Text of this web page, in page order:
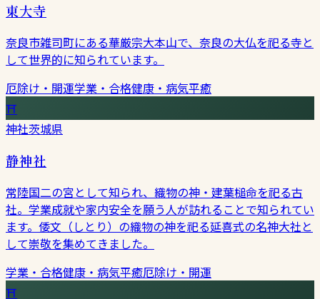
東大寺
奈良市雑司町にある華厳宗大本山で、奈良の大仏を祀る寺と
して世界的に知られています。
厄除け・開運学業・合格健康・病気平癒
⛩
神社茨城県
静神社
常陸国二の宮として知られ、織物の神・建葉槌命を祀る古
社。学業成就や家内安全を願う人が訪れることで知られてい
ます。倭文（しとり）の織物の神を祀る延喜式の名神大社と
して崇敬を集めてきました。
学業・合格健康・病気平癒厄除け・開運
⛩